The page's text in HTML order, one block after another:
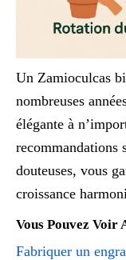
Un Zamioculcas
nombreuses
élégante à
recommandations
douteuses, vous
croissance
Vous Pouvez Voir
Fabriquer un